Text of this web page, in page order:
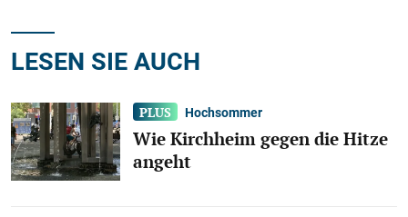
LESEN SIE AUCH
Hochsommer
Wie Kirchheim gegen die Hitze
angeht